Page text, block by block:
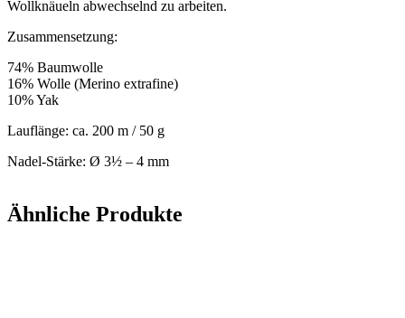
Wollknäueln abwechselnd zu arbeiten.
Zusammensetzung:
74% Baumwolle
16% Wolle (Merino extrafine)
10% Yak
Lauflänge: ca. 200 m / 50 g
Nadel-Stärke: Ø 3½ – 4 mm
Ähnliche Produkte